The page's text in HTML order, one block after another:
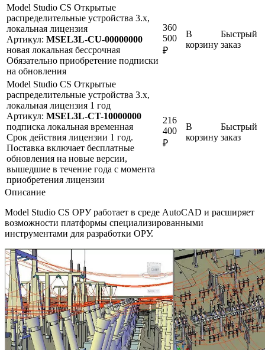
Model Studio CS Открытые
распределительные устройства 3.x,
локальная лицензия
Артикул: MSEL3L-CU-00000000
новая локальная бессрочная
Обязательно приобретение подписки
на обновления
360
500
₽
В
корзину
Быстрый
заказ
Model Studio CS Открытые
распределительные устройства 3.x,
локальная лицензия 1 год
Артикул: MSEL3L-CT-10000000
подписка локальная временная
Срок действия лицензии 1 год.
Поставка включает бесплатные
обновления на новые версии,
вышедшие в течение года с момента
приобретения лицензии
216
400
₽
В
корзину
Быстрый
заказ
Описание
Model Studio CS ОРУ работает в среде AutoCAD и расширяет
возможности платформы специализированными
инструментами для разработки ОРУ.